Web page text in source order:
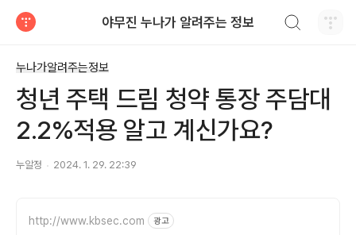
야무진 누나가 알려주는 정보
누나가알려주는정보
청년 주택 드림 청약 통장 주담대
2.2%적용 알고 계신가요?
누알정 2024. 1. 29. 22:39
http://www.kbsec.com 광고